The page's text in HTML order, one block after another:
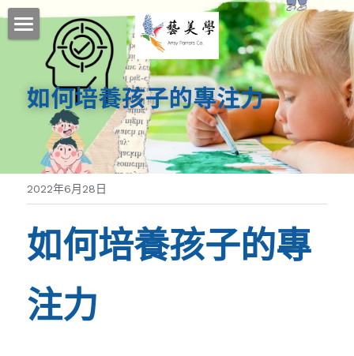
首頁
關於藝美學
我們的理念
藝美學師資團隊
藝美學舞蹈教室租借 專業環境設備介紹
探索更多
藝美學部落格社群媒體
按年齡選課
寶寶成長系列課程
幼兒課程
青少年課程
我們的教學系統
讓孩子愛上英語
ABC戲劇屋
英國皇家芭蕾舞蹈教學系統
音樂課程
國內外冬夏令營
多倫多生活藝術夏令營
放學後孩子最期待的地方在這裡
搜索
如何培養孩子的專注力
2022年6月28日
如何培養孩子的專
注力